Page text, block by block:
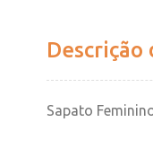
Sapato